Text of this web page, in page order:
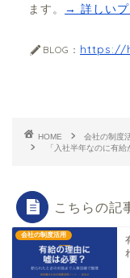
ます。
→ 詳しいプ
BLOG： https://
HOME
会社の制度
「入社半年なのに有
こちらの記
会社の制度活用